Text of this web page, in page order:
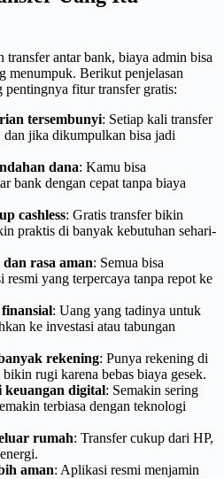
antar bank, biaya admin bisa
menumpuk. Berikut penjelasan
pentingnya fitur transfer gratis:
tersembunyi: Setiap kali transfer
dan jika dikumpulkan bisa jadi
dana: Kamu bisa
bank dengan cepat tanpa biaya
cashless: Gratis transfer bikin
praktis di banyak kebutuhan sehari-
rasa aman: Semua bisa
yang terpercaya tanpa repot ke
: Uang yang tadinya untuk
ke investasi atau tabungan
rekening: Punya rekening di
rugi karena bebas biaya gesek.
digital: Semakin sering
terbiasa dengan teknologi
rumah: Transfer cukup dari HP,
aman: Aplikasi resmi menjamin